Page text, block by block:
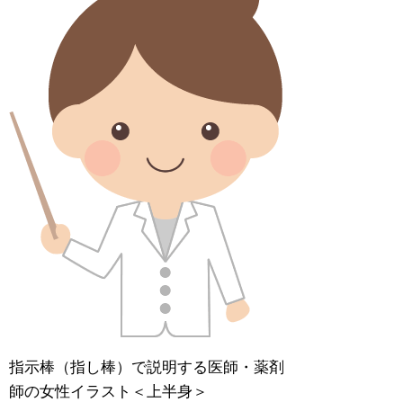
指示棒（指し棒）で説明する医師・薬剤
師の女性イラスト＜上半身＞